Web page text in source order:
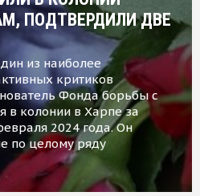
ПОДТВЕРДИЛИ ДВЕ
из наиболее
критиков
Фонда борьбы с
в колонии в Харпе за
2024 года. Он
по целому ряду